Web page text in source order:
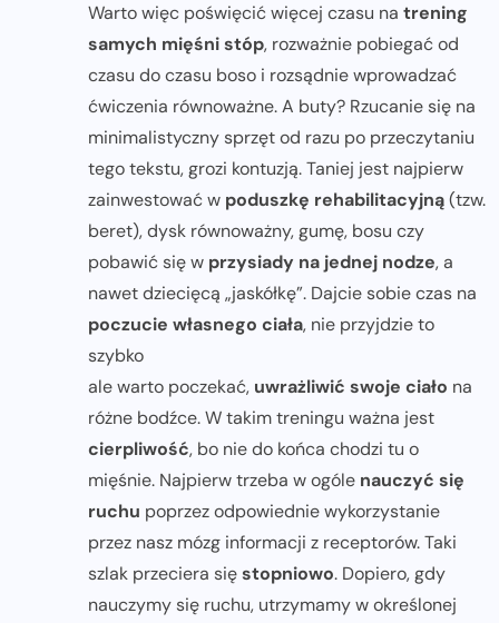
Warto więc poświęcić więcej czasu na trening
samych mięśni stóp, rozważnie pobiegać od
czasu do czasu boso i rozsądnie wprowadzać
ćwiczenia równoważne. A buty? Rzucanie się na
minimalistyczny sprzęt od razu po przeczytaniu
tego tekstu, grozi kontuzją. Taniej jest najpierw
zainwestować w poduszkę rehabilitacyjną(tzw.
beret), dysk równoważny, gumę, bosu czy
pobawić się w przysiady na jednej nodze, a
nawet dziecięcą „jaskółkę”. Dajcie sobie czas na
poczucie własnego ciała, nie przyjdzie to
szybko
ale warto poczekać, uwrażliwić swoje ciało na
różne bodźce. W takim treningu ważna jest
cierpliwość, bo nie do końca chodzi tu o
mięśnie. Najpierw trzeba w ogóle nauczyć się
ruchu poprzez odpowiednie wykorzystanie
przez nasz mózg informacji z receptorów. Taki
szlak przeciera sięstopniowo. Dopiero, gdy
nauczymy się ruchu, utrzymamy w określonej